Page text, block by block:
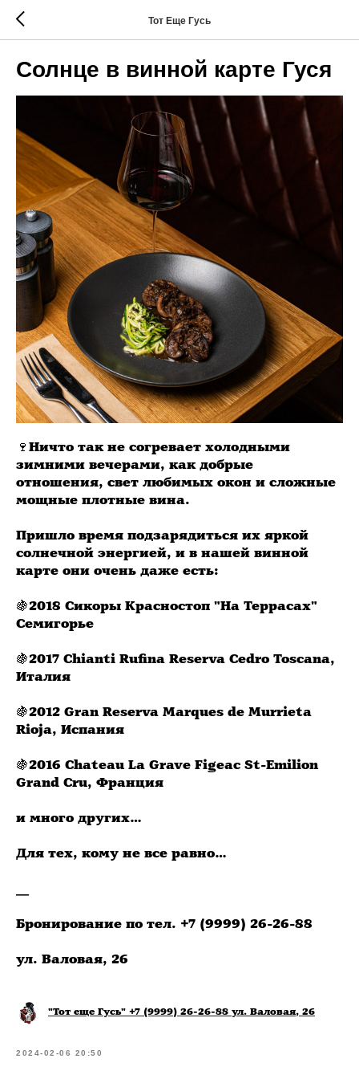
Тот Еще Гусь
Солнце в винной карте Гуся
🍷Ничто так не согревает холодными
зимними вечерами, как добрые
отношения, свет любимых окон и сложные
мощные плотные вина.
Пришло время подзарядиться их яркой
солнечной энергией, и в нашей винной
карте они очень даже есть:
🍇2018 Сикоры Красностоп "На Террасах"
Семигорье
🍇2017 Chianti Rufina Reserva Cedro Toscana,
Италия
🍇2012 Gran Reserva Marques de Murrieta
Rioja, Испания
🍇2016 Chateau La Grave Figeac St-Emilion
Grand Cru, Франция
и много других…
Для тех, кому не все равно…
Бронирование по тел. +7 (9999) 26-26-88
ул. Валовая, 26
"Тот еще Гусь" +7 (9999) 26-26-88 ул. Валовая, 26
2024-02-06 20:50